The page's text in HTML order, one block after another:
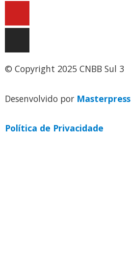
© Copyright 2025 CNBB Sul 3
Desenvolvido por Masterpress
Política de Privacidade